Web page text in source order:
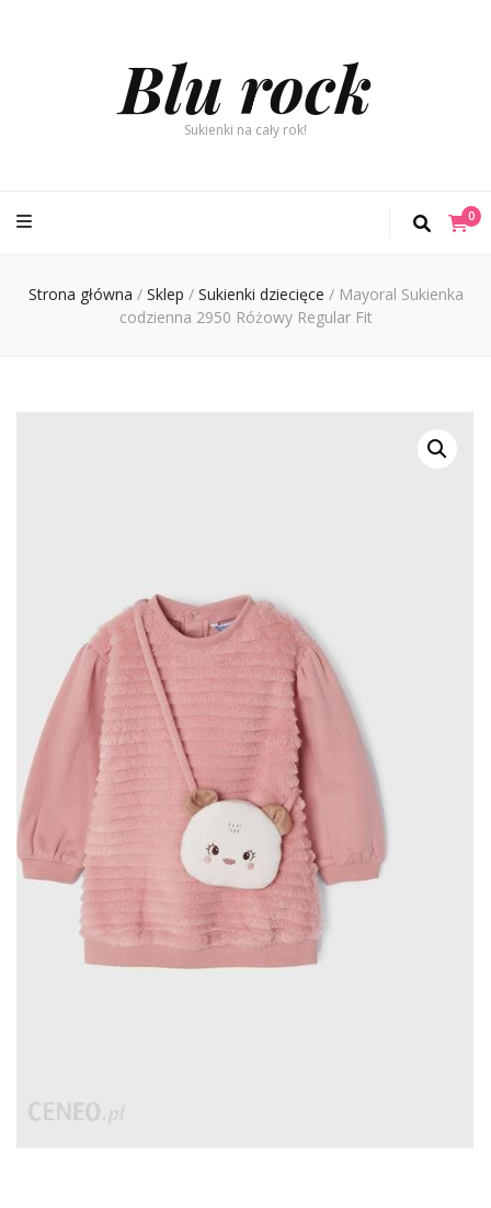
Blu rock
Sukienki na cały rok!
0
Strona główna / Sklep / Sukienki dziecięce / Mayoral Sukienka
codzienna 2950 Różowy Regular Fit